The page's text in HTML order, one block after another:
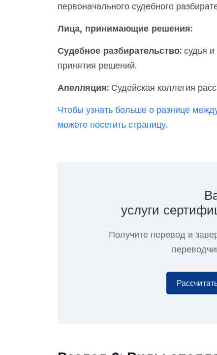
первоначального судебного
Лица, принимающие решения:
Судебное разбирательство:судья и
принятия решений.
Апелляция:Судейская коллегия
Чтобы узнать больше о разнице
можете посетить страницу.
услуги
Получите перевод и